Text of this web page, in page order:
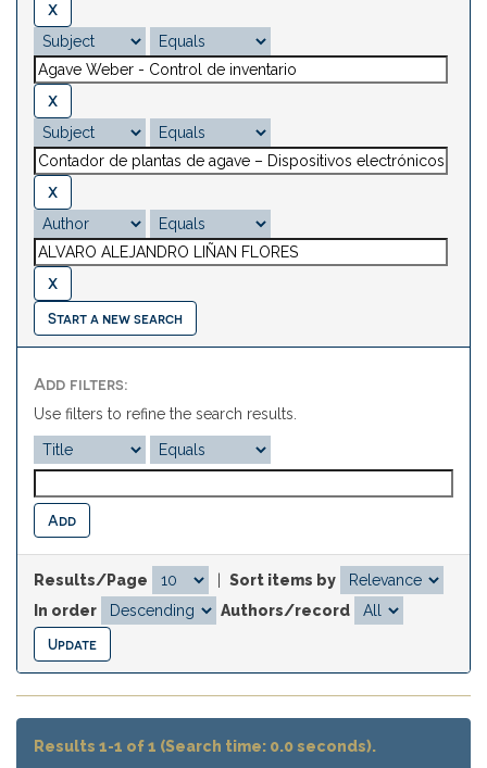
Start a new search
Add filters:
Use filters to refine the search results.
Results/Page
Sort items by
In order
Authors/record
Results 1-1 of 1 (Search time: 0.0 seconds).